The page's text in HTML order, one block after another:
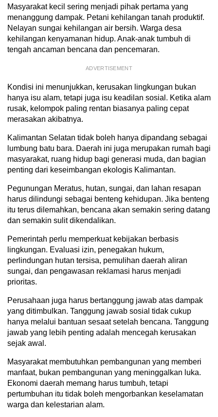
Masyarakat kecil sering menjadi pihak pertama yang
menanggung dampak. Petani kehilangan tanah produktif.
Nelayan sungai kehilangan air bersih. Warga desa
kehilangan kenyamanan hidup. Anak-anak tumbuh di
tengah ancaman bencana dan pencemaran.
ADVERTISEMENT
Kondisi ini menunjukkan, kerusakan lingkungan bukan
hanya isu alam, tetapi juga isu keadilan sosial. Ketika alam
rusak, kelompok paling rentan biasanya paling cepat
merasakan akibatnya.
Kalimantan Selatan tidak boleh hanya dipandang sebagai
lumbung batu bara. Daerah ini juga merupakan rumah bagi
masyarakat, ruang hidup bagi generasi muda, dan bagian
penting dari keseimbangan ekologis Kalimantan.
Pegunungan Meratus, hutan, sungai, dan lahan resapan
harus dilindungi sebagai benteng kehidupan. Jika benteng
itu terus dilemahkan, bencana akan semakin sering datang
dan semakin sulit dikendalikan.
Pemerintah perlu memperkuat kebijakan berbasis
lingkungan. Evaluasi izin, penegakan hukum,
perlindungan hutan tersisa, pemulihan daerah aliran
sungai, dan pengawasan reklamasi harus menjadi
prioritas.
Perusahaan juga harus bertanggung jawab atas dampak
yang ditimbulkan. Tanggung jawab sosial tidak cukup
hanya melalui bantuan sesaat setelah bencana. Tanggung
jawab yang lebih penting adalah mencegah kerusakan
sejak awal.
Masyarakat membutuhkan pembangunan yang memberi
manfaat, bukan pembangunan yang meninggalkan luka.
Ekonomi daerah memang harus tumbuh, tetapi
pertumbuhan itu tidak boleh mengorbankan keselamatan
warga dan kelestarian alam.